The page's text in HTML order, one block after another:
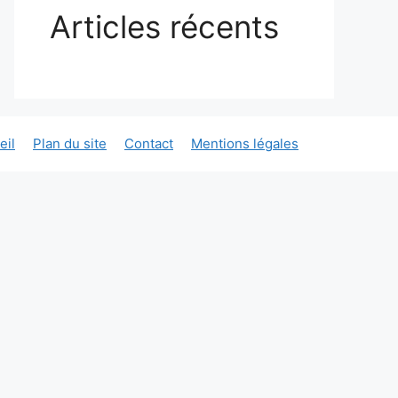
Articles récents
Plan du site Contact Mentions légales